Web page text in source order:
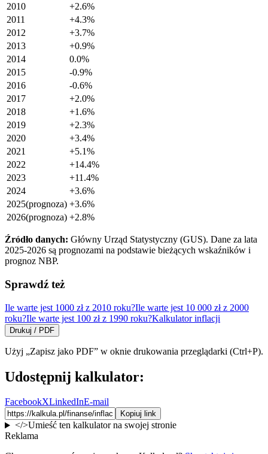
2010
+2.6%
2011
+4.3%
2012
+3.7%
2013
+0.9%
2014
0.0%
2015
-0.9%
2016
-0.6%
2017
+2.0%
2018
+1.6%
2019
+2.3%
2020
+3.4%
2021
+5.1%
2022
+14.4%
2023
+11.4%
2024
+3.6%
2025(prognoza) +3.6%
2026(prognoza) +2.8%
Źródło danych: Główny Urząd Statystyczny (GUS). Dane za lata
2025-2026 są prognozami na podstawie bieżących wskaźników i
prognoz NBP.
Sprawdź też
Ile warte jest 1000 zł z 2010 roku?Ile warte jest 10 000 zł z 2000
roku?Ile warte jest 100 zł z 1990 roku?Kalkulator inflacji
Drukuj / PDF
Użyj „Zapisz jako PDF” w oknie drukowania przeglądarki (Ctrl+P).
Udostępnij kalkulator:
FacebookXLinkedInE-mail
Kopiuj link
</>Umieść ten kalkulator na swojej stronie
Reklama